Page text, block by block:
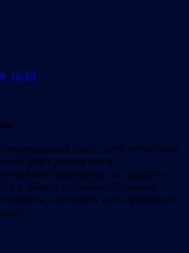
16:19
в текст, чтоб легче было
не будет делать это на
вполне объяснимо, то придется
и займет это немало времени.
поскольку есть некоторые